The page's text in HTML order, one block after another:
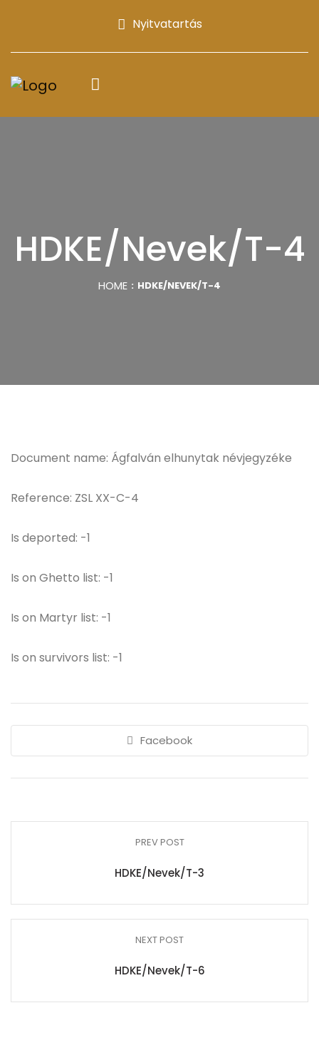
Nyitvatartás
HDKE/Nevek/T-4
HOME HDKE/NEVEK/T-4
Document name: Ágfalván elhunytak névjegyzéke
Reference: ZSL XX-C-4
Is deported: -1
Is on Ghetto list: -1
Is on Martyr list: -1
Is on survivors list: -1
Facebook
PREV POST
HDKE/Nevek/T-3
NEXT POST
HDKE/Nevek/T-6